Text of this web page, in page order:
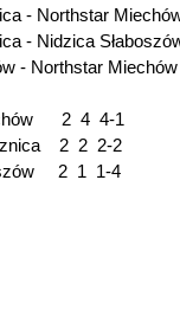
- Northstar
- Nidzica
- Northstar
2 4 4-1
2 2 2-2
2 1 1-4